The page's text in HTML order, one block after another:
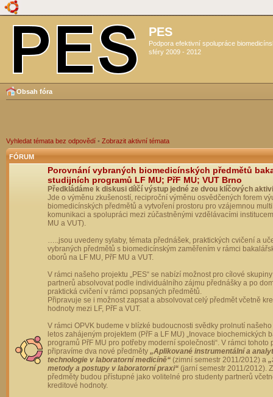
PES
Podpora efektivní spolupráce
sféry 2009 - 2012
Obsah fóra
Vyhledat témata bez odpovědí • Zobrazit aktivní témata
FÓRUM
Porovnání vybraných biomedicínských předmětů
studijních programů LF MU; PřF MU; VUT Brno
Předkládáme k diskusi dílčí výstup jedné ze dvou klíčových
Jde o výměnu zkušeností, reciproční výměnu osvědčených forem
biomedicínských předmětů a vytvoření prostoru pro vzájemnou
komunikaci a spolupráci mezi zúčastněnými vzdělávacími
MU a VUT).
…..jsou uvedeny sylaby, témata přednášek, praktických cvičení a
vybraných předmětů s biomedicínským zaměřením v rámci
oborů na LF MU, PřF MU a VUT.
V rámci našeho projektu „PES“ se nabízí možnost pro cílové
partnerů absolvovat podle individuálního zájmu přednášky a po
praktická cvičení v rámci popsaných předmětů.
Připravuje se i možnost zapsat a absolvovat celý předmět včetně
hodnoty mezi LF, PřF a VUT.
V rámci OPVK budeme v blízké budoucnosti svědky prolnutí
letos zahájeným projektem (PřF a LF MU) „Inovace biochemických
programů PřF MU pro potřeby moderní společnosti“. V rámci tohoto
připravíme dva nové předměty „Aplikované instrumentální a
technologie v laboratorní medicíně“ (zimní semestr 2011/2012) a
metody a postupy v laboratorní praxi“ (jarní semestr 2011/2012).
předměty budou přístupné jako volitelné pro studenty partnerů
kreditové hodnoty.